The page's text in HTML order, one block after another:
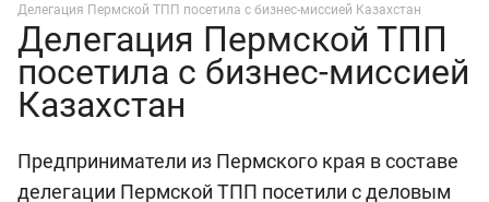
Делегация Пермской ТПП посетила с бизнес-миссией Казахстан
Делегация Пермской ТПП
посетила с бизнес-миссией
Казахстан
Предприниматели из Пермского края в составе
делегации Пермской ТПП посетили с деловым